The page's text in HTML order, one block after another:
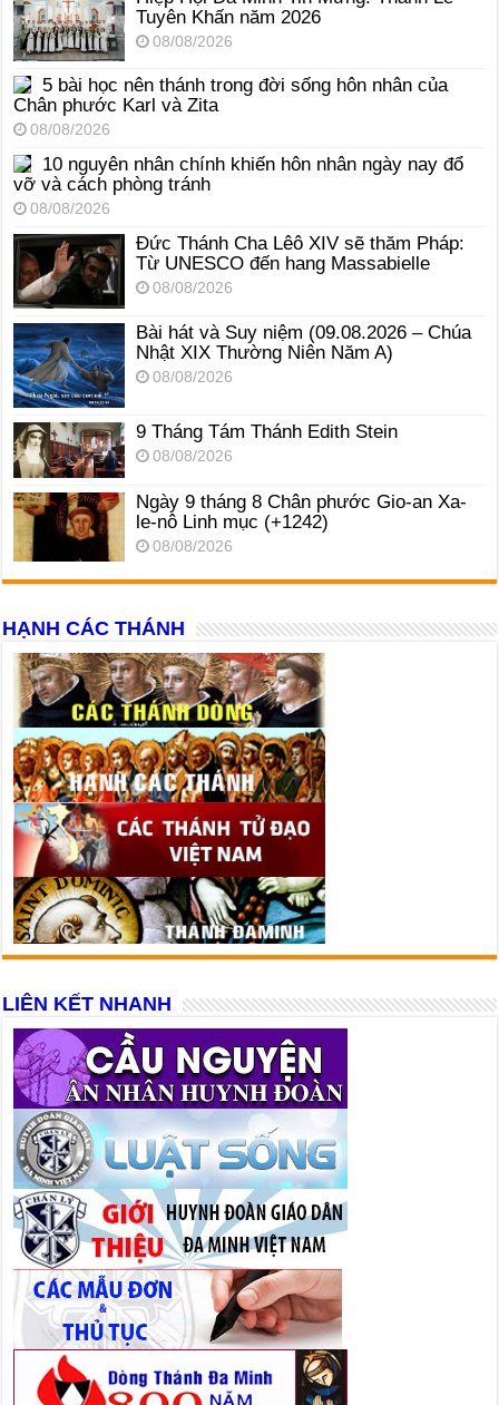
Tuyên Khấn năm 2026
08/08/2026
5 bài học nên thánh trong đời sống hôn nhân của
Chân phước Karl và Zita
08/08/2026
10 nguyên nhân chính khiến hôn nhân ngày nay đổ
vỡ và cách phòng tránh
08/08/2026
Đức Thánh Cha Lêô XIV sẽ thăm Pháp:
Từ UNESCO đến hang Massabielle
08/08/2026
Bài hát và Suy niệm (09.08.2026 – Chúa
Nhật XIX Thường Niên Năm A)
08/08/2026
9 Tháng Tám Thánh Edith Stein
08/08/2026
Ngày 9 tháng 8 Chân phước Gio-an Xa-
le-nô Linh mục (+1242)
08/08/2026
HẠNH CÁC THÁNH
LIÊN KẾT NHANH